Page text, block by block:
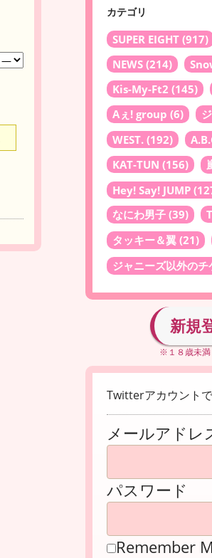
カテゴリ
SUPER EIGHT (917)
NEWS (214)
Kis-My-Ft2 (145)
Aぇ! group (6)
WEST. (192)
KAT-TUN (156)
Hey! Say! JUMP
なにわ男子 (39)
タッキー＆翼 (21)
ジャニーズ以外のチ
新規
※１８歳未満
Twitterアカウント
メールアドレ
パスワード
Remember